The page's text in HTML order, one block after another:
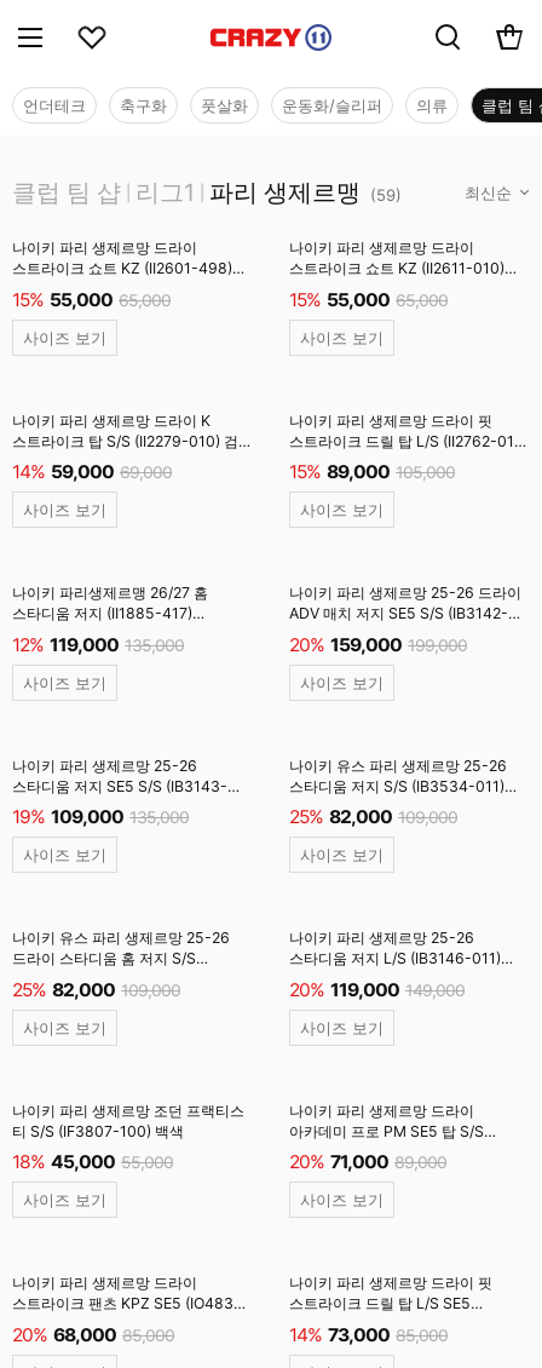
언더테크 축구화 풋살화 운동화/슬리퍼 의류 클럽 팀
클럽 팀 샵 리그1 파리 생제르맹 (59)
나이키 파리 생제르망 드라이
스트라이크 쇼트 KZ (II2601-498)
브래크넌블루 #
15% 55,000 65,000
사이즈 보기
나이키 파리 생제르망 드라이
스트라이크 쇼트 KZ (II2611-010)
검정 #
15% 55,000 65,000
사이즈 보기
나이키 파리 생제르망 드라이 K
스트라이크 탑 S/S (II2279-010) 검정
#
14% 59,000 69,000
사이즈 보기
나이키 파리 생제르망 드라이 핏
스트라이크 드릴 탑 L/S (II2762-010)
검정 #
15% 89,000 105,000
사이즈 보기
나이키 파리생제르맹 26/27 홈
스타디움 저지 (II1885-417)
올드로얄 #
12% 119,000 135,000
사이즈 보기
나이키 파리 생제르망 25-26 드라이
ADV 매치 저지 SE5 S/S (IB3142-
011) 검정
20% 159,000 199,000
사이즈 보기
나이키 파리 생제르망 25-26
스타디움 저지 SE5 S/S (IB3143-
011) 검정 #
19% 109,000 135,000
사이즈 보기
나이키 유스 파리 생제르망 25-26
스타디움 저지 S/S (IB3534-011)
유소년/검정
25% 82,000 109,000
사이즈 보기
나이키 유스 파리 생제르망 25-26
드라이 스타디움 홈 저지 S/S
(HJ5293-411) 유소년/
미드나잇네이비
25% 82,000 109,000
사이즈 보기
나이키 파리 생제르망 25-26
스타디움 저지 L/S (IB3146-011)
검정
20% 119,000 149,000
사이즈 보기
나이키 파리 생제르망 조던 프랙티스
티 S/S (IF3807-100) 백색
18% 45,000 55,000
사이즈 보기
나이키 파리 생제르망 드라이
아카데미 프로 PM SE5 탑 S/S
(IB3809-058) 미디엄그레이
20% 71,000 89,000
사이즈 보기
나이키 파리 생제르망 드라이
스트라이크 팬츠 KPZ SE5 (IO4835-
079) 앰퍼스피어그레이
20% 68,000 85,000
나이키 파리 생제르망 드라이 핏
스트라이크 드릴 탑 L/S SE5
(IO4834-100) 백색 #
14% 73,000 85,000